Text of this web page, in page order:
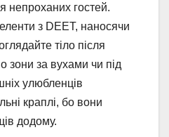
непроханих гостей.
з DEET, наносячи
тіло після
зони за вухами чи під
улюбленців
краплі, бо вони
додому.